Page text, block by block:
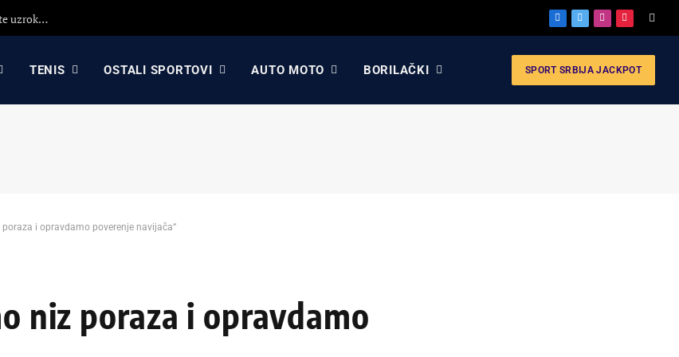
Detaljna analiza poraza Crvene zvezde protiv Hapoela! Otkrijte uzroke poraza, analizu odluka Dejana Stankovića i najavu revanša Facebook
X
Instagram
Pinterest
TENIS OSTALI SPORTOVI AUTO MOTO BORILAČKI SPORT SRBIJA JACKPOT
i opravdamo poverenje navijača“
niz poraza i opravdamo